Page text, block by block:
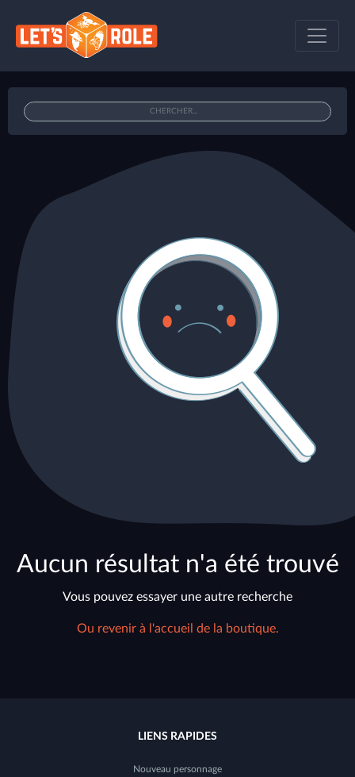
Aucun résultat n'a été trouvé
Vous pouvez essayer une autre recherche
Ou revenir à l'accueil de la boutique.
LIENS RAPIDES
Nouveau personnage